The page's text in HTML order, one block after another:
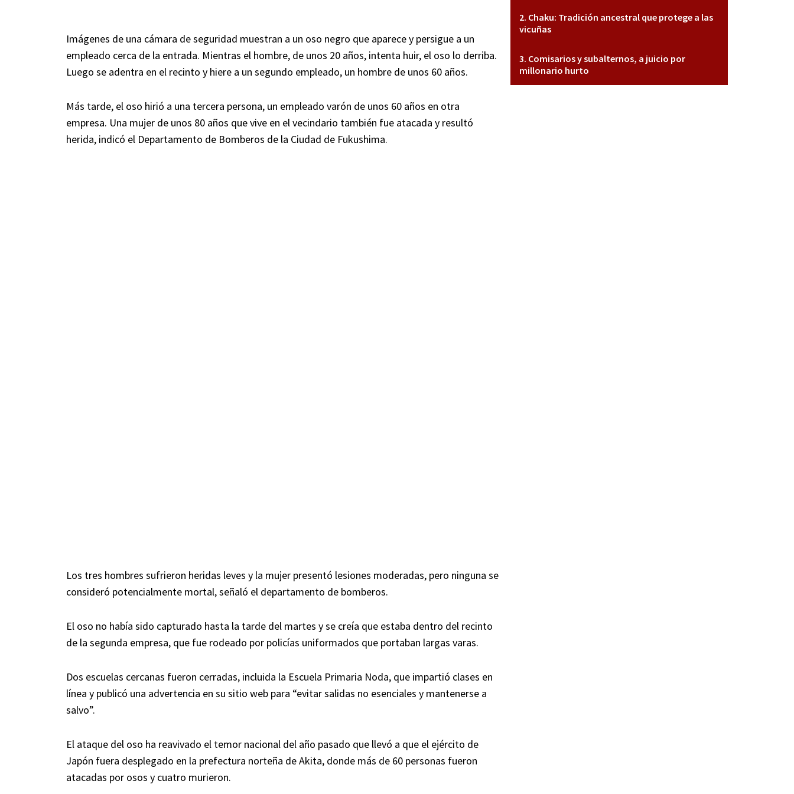
Imágenes de una cámara de seguridad muestran a un oso negro que aparece y persigue a un
empleado cerca de la entrada. Mientras el hombre, de unos 20 años, intenta huir, el oso lo derriba.
Luego se adentra en el recinto y hiere a un segundo empleado, un hombre de unos 60 años.
Más tarde, el oso hirió a una tercera persona, un empleado varón de unos 60 años en otra
empresa. Una mujer de unos 80 años que vive en el vecindario también fue atacada y resultó
herida, indicó el Departamento de Bomberos de la Ciudad de Fukushima.
Los tres hombres sufrieron heridas leves y la mujer presentó lesiones moderadas, pero ninguna se
consideró potencialmente mortal, señaló el departamento de bomberos.
El oso no había sido capturado hasta la tarde del martes y se creía que estaba dentro del recinto
de la segunda empresa, que fue rodeado por policías uniformados que portaban largas varas.
Dos escuelas cercanas fueron cerradas, incluida la Escuela Primaria Noda, que impartió clases en
línea y publicó una advertencia en su sitio web para “evitar salidas no esenciales y mantenerse a
salvo”.
El ataque del oso ha reavivado el temor nacional del año pasado que llevó a que el ejército de
Japón fuera desplegado en la prefectura norteña de Akita, donde más de 60 personas fueron
atacadas por osos y cuatro murieron.
Chaku: Tradición ancestral que protege a las
vicuñas
Comisarios y subalternos, a juicio por
millonario hurto